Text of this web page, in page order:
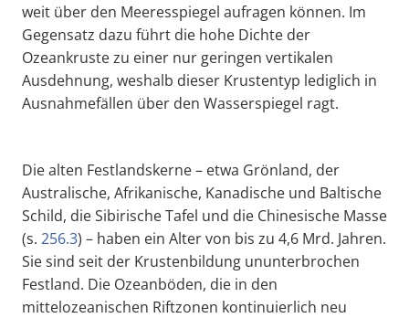
weit über den Meeresspiegel aufragen können. Im
Gegensatz dazu führt die hohe Dichte der
Ozeankruste zu einer nur geringen vertikalen
Ausdehnung, weshalb dieser Krustentyp lediglich in
Ausnahmefällen über den Wasserspiegel ragt.
Die alten Festlandskerne – etwa Grönland, der
Australische, Afrikanische, Kanadische und Baltische
Schild, die Sibirische Tafel und die Chinesische Masse
(s. 256.3) – haben ein Alter von bis zu 4,6 Mrd. Jahren.
Sie sind seit der Krustenbildung ununterbrochen
Festland. Die Ozeanböden, die in den
mittelozeanischen Riftzonen kontinuierlich neu